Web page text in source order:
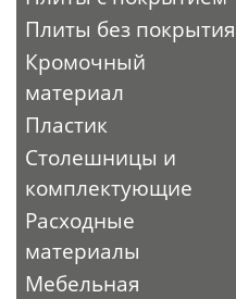
Плиты без покрытия
Кромочный
материал
Пластик
Столешницы и
комплектующие
Расходные
материалы
Мебельная